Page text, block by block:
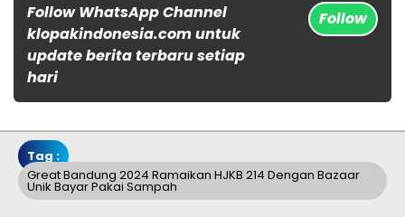
Follow WhatsApp Channel
klopakindonesia.com untuk
update berita terbaru setiap
hari
Follow
Tag :
Great Bandung 2024 Ramaikan HJKB 214 Dengan Bazaar
Unik Bayar Pakai Sampah